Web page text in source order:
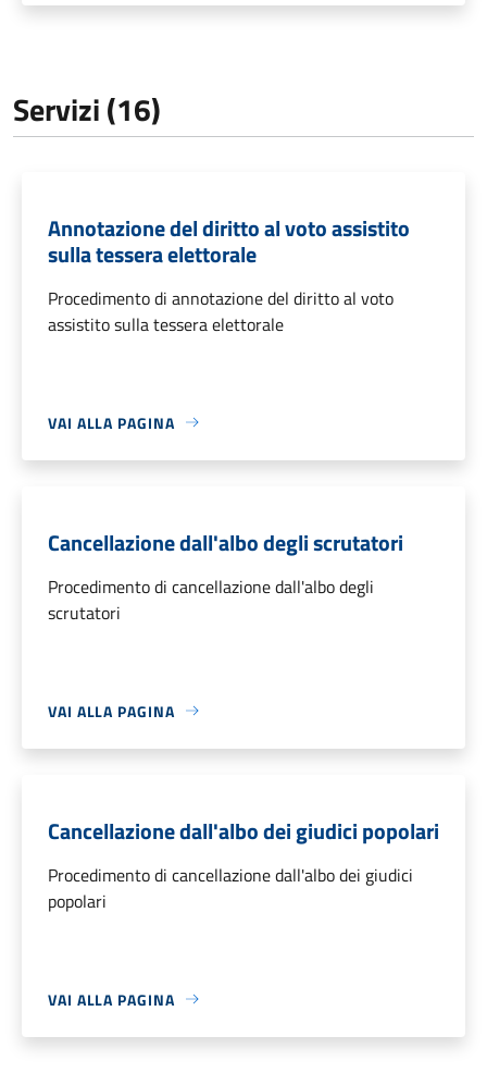
Servizi (16)
Annotazione del diritto al voto assistito
sulla tessera elettorale
Procedimento di annotazione del diritto al voto
assistito sulla tessera elettorale
VAI ALLA PAGINA
Cancellazione dall'albo degli scrutatori
Procedimento di cancellazione dall'albo degli
scrutatori
VAI ALLA PAGINA
Cancellazione dall'albo dei giudici popolari
Procedimento di cancellazione dall'albo dei giudici
popolari
VAI ALLA PAGINA